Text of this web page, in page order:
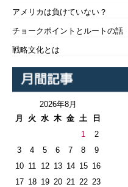
アメリカは負けていない？
チョークポイントとルートの話
戦略文化とは
2026年8月
月
火 水 木 金 土 日
1
2
3
4 5 6 7 8
9
10 11 12 13 14 15 16
17 18 19 20 21 22 23